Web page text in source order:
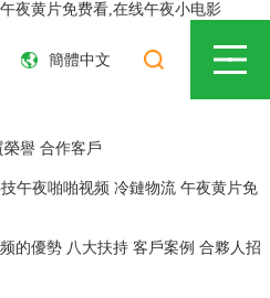
夜黄片免费看,在线午夜小电影
簡體中文
榮譽 合作客戶
午夜啪啪视频 冷鏈物流 午夜黄片免
的優勢 八大扶持 客戶案例 合夥人招